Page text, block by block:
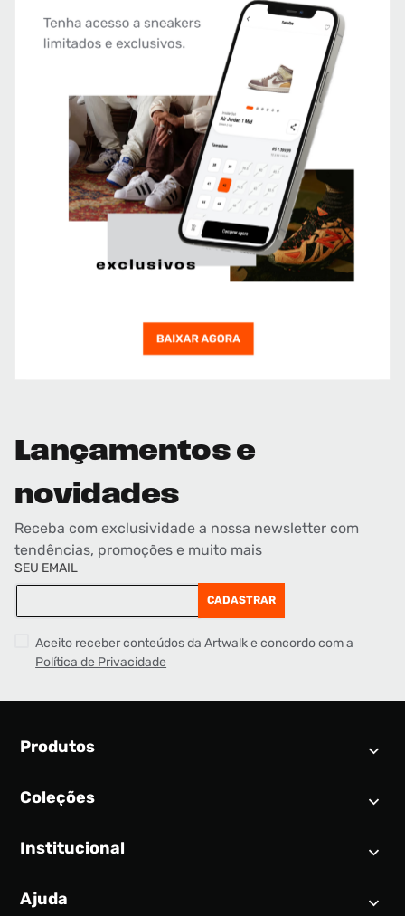
Lançamentos e
novidades
Receba com exclusividade a nossa newsletter com
tendências, promoções e muito mais
SEU EMAIL
CADASTRAR
Aceito receber conteúdos da Artwalk e concordo com a
Política de Privacidade
Produtos
Calendário SNEAKER
Tênis
Tênis feminino
Coleções
Air Jordan 1
Nike Air Force 1
Institucional
Quem somos
Ajuda